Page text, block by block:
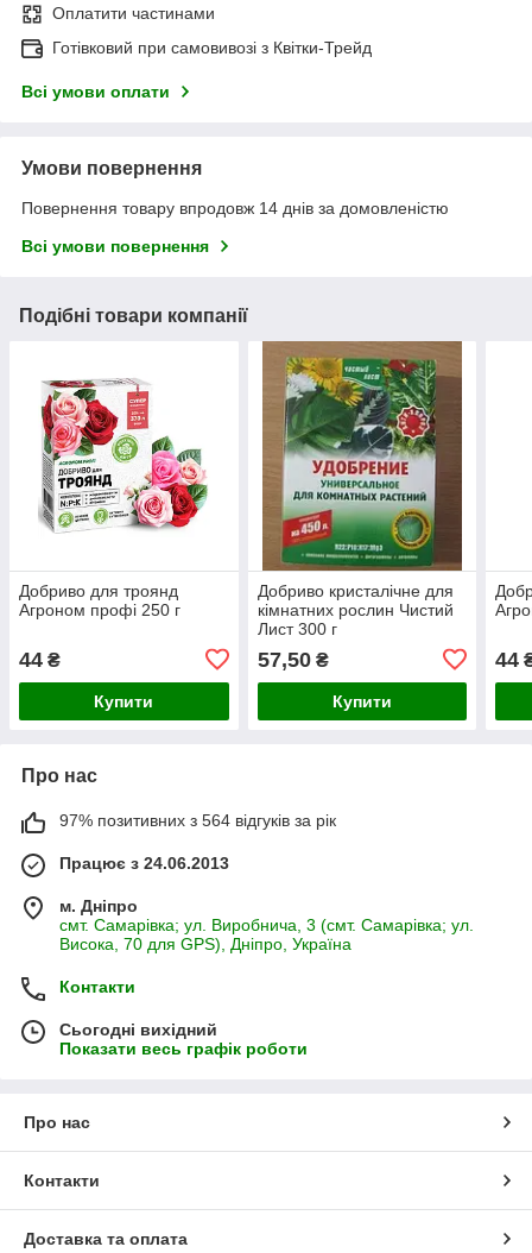
Оплатити частинами
Готівковий при самовивозі з Квітки-Трейд
Всі умови оплати
Умови повернення
Повернення товару впродовж 14 днів за домовленістю
Всі умови повернення
Подібні товари компанії
Добриво для троянд
Агроном профі 250 г
44 ₴
Купити
Добриво кристалічне для
кімнатних рослин Чистий
Лист 300 г
57,50₴
Купити
44
Про нас
97% позитивних з 564 відгуків за рік
Працює з 24.06.2013
м. Дніпро
смт. Самарівка; ул. Виробнича, 3 (смт. Самарівка; ул.
Висока, 70 для GPS), Дніпро, Україна
Контакти
Сьогодні вихідний
Показати весь графік роботи
Про нас
Контакти
Доставка та оплата